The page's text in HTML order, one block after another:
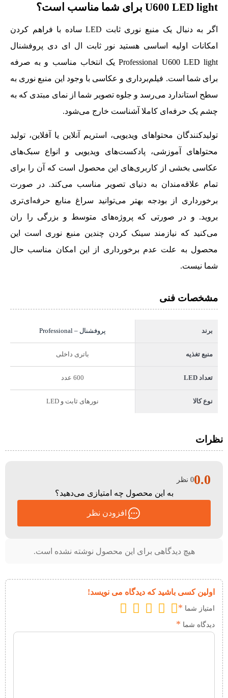
U600 LED light برای شما مناسب است؟
اگر به دنبال یک منبع نوری ثابت LED ساده با فراهم کردن
امکانات اولیه اساسی هستید نور ثابت ال ای دی پروفشنال
Professional U600 LED light یک انتخاب مناسب و به صرفه
برای شما است. فیلم‌برداری و عکاسی با وجود این منبع نوری به
سطح استاندارد می‌رسد و جلوه تصویر شما از نمای مبتدی که به
چشم یک حرفه‌ای کاملا آشناست خارج می‌شود.
تولیدکنندگان محتواهای ویدیویی، استریم آنلاین یا آفلاین،‌ تولید
محتواهای آموزشی، پادکست‌های ویدیویی و انواع سبک‌های
عکاسی بخشی از کاربری‌های این محصول است که آن را برای
تمام علاقه‌مندان به دنیای تصویر مناسب می‌کند. در صورت
برخورداری از بودجه بهتر می‌توانید سراغ منابع حرفه‌ای‌تری
بروید. و در صورتی که پروژه‌های متوسط و بزرگی را ران
می‌کنید که نیازمند سینک کردن چندین منبع نوری است این
محصول به علت عدم برخورداری از این امکان مناسب حال
شما نیست.
مشخصات فنی
برند پروفشنال – Professional
منبع تغذیه باتری داخلی
تعداد LED 600 عدد
نوع کالا نورهای ثابت و LED
نظرات
هیچ دیدگاهی برای این محصول نوشته نشده است.
اولین کسی باشید که دیدگاه می نویسد!
امتیاز شما *
دیدگاه شما *
0.00 نظر
به این محصول چه امتیازی می‌دهید؟
افزودن نظر